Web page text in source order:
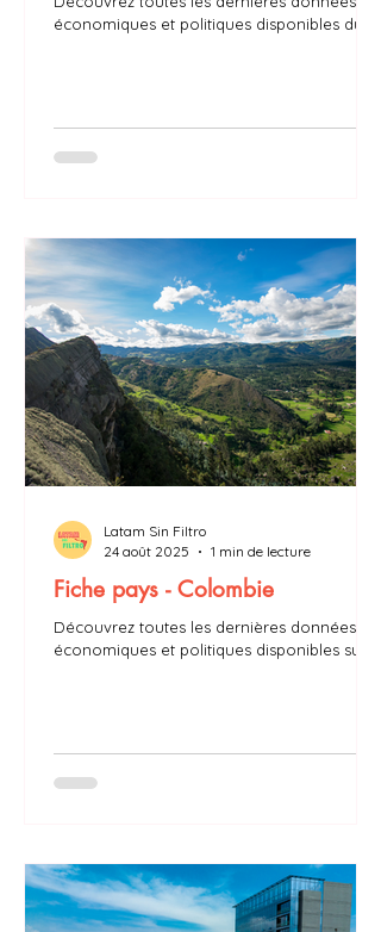
économiques et politiques disponibles du
Fiche pays - Colombie
Découvrez toutes les dernières données
économiques et politiques disponibles sur la
Latam Sin Filtro
24 août 2025
1 min de lecture